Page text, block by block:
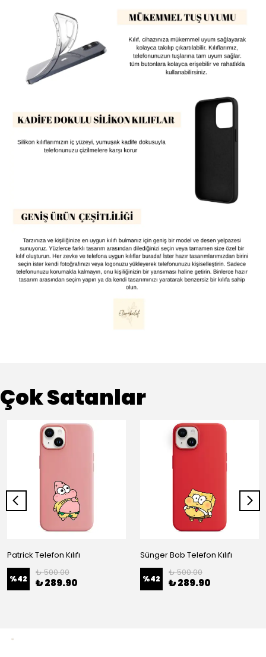
Çok Satanlar
Patrick Telefon Kılıfı
%42
₺ 500.00
₺ 289.90
Sünger Bob Telefon Kılıfı
%42
₺ 500.00
₺ 289.90